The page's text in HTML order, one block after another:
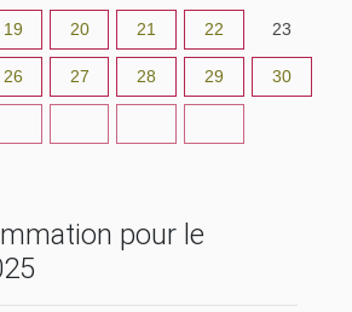
19 20 21 22 23
26 27 28 29 30
pour le